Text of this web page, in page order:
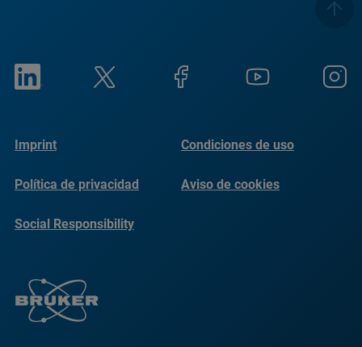
Imprint Condiciones de uso
Política de privacidad Aviso de cookies
Social Responsibility